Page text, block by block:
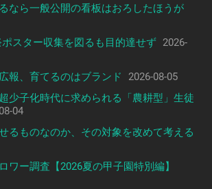
なら一般公開の看板はおろしたほうが
スター収集を図るも目的達せず 2026-
報、育てるのはブランド
2026-08-05
少子化時代に求められる「農耕型」生徒
04
るものなのか、その対象を改めて考える
ワー調査【2026夏の甲子園特別編】